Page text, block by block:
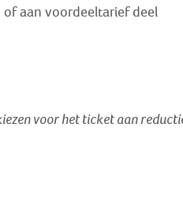
aan voordeeltarief deel
voor het ticket aan